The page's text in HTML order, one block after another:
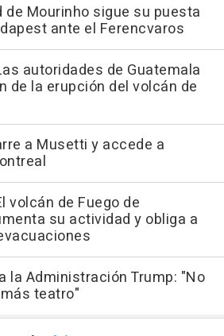
de Mourinho sigue su puesta
ante el Ferencvaros
autoridades de Guatemala
de la erupción del volcán de
a Musetti y accede a
volcán de Fuego de
su actividad y obliga a
la Administración Trump: "No
teatro"